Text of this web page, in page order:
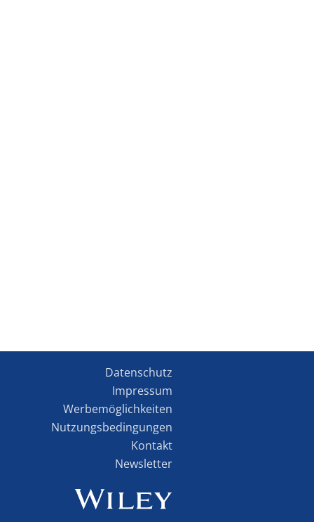
Datenschutz
Impressum
Werbemöglichkeiten
Nutzungsbedingungen
Kontakt
Newsletter